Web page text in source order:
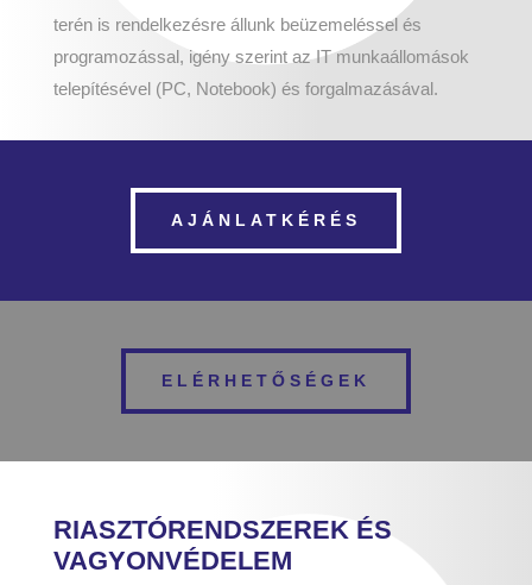
terén is rendelkezésre állunk beüzemeléssel és
programozással, igény szerint az IT munkaállomások
telepítésével (PC, Notebook) és forgalmazásával.
AJÁNLATKÉRÉS
ELÉRHETŐSÉGEK
RIASZTÓRENDSZEREK ÉS
VAGYONVÉDELEM